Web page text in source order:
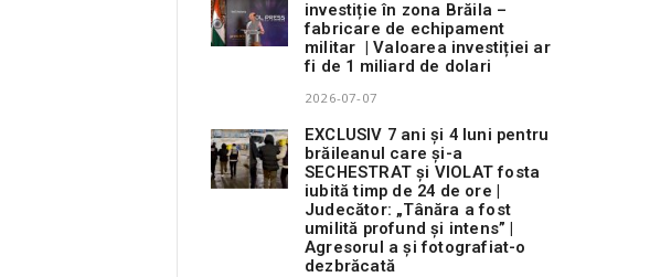
investiție în zona Brăila –
fabricare de echipament
militar | Valoarea investiției ar
fi de 1 miliard de dolari
2026-07-07
EXCLUSIV 7 ani și 4 luni pentru
brăileanul care și-a
SECHESTRAT și VIOLAT fosta
iubită timp de 24 de ore |
Judecător: „Tânăra a fost
umilită profund și intens” |
Agresorul a și fotografiat-o
dezbrăcată